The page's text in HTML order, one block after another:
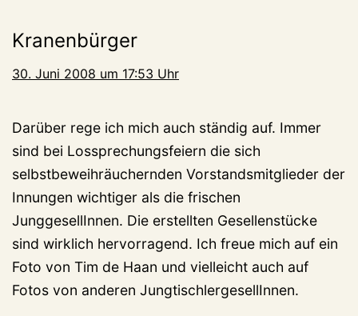
Kranenbürger
30. Juni 2008 um 17:53 Uhr
Darüber rege ich mich auch ständig auf. Immer
sind bei Lossprechungsfeiern die sich
selbstbeweihräuchernden Vorstandsmitglieder der
Innungen wichtiger als die frischen
JunggesellInnen. Die erstellten Gesellenstücke
sind wirklich hervorragend. Ich freue mich auf ein
Foto von Tim de Haan und vielleicht auch auf
Fotos von anderen JungtischlergesellInnen.